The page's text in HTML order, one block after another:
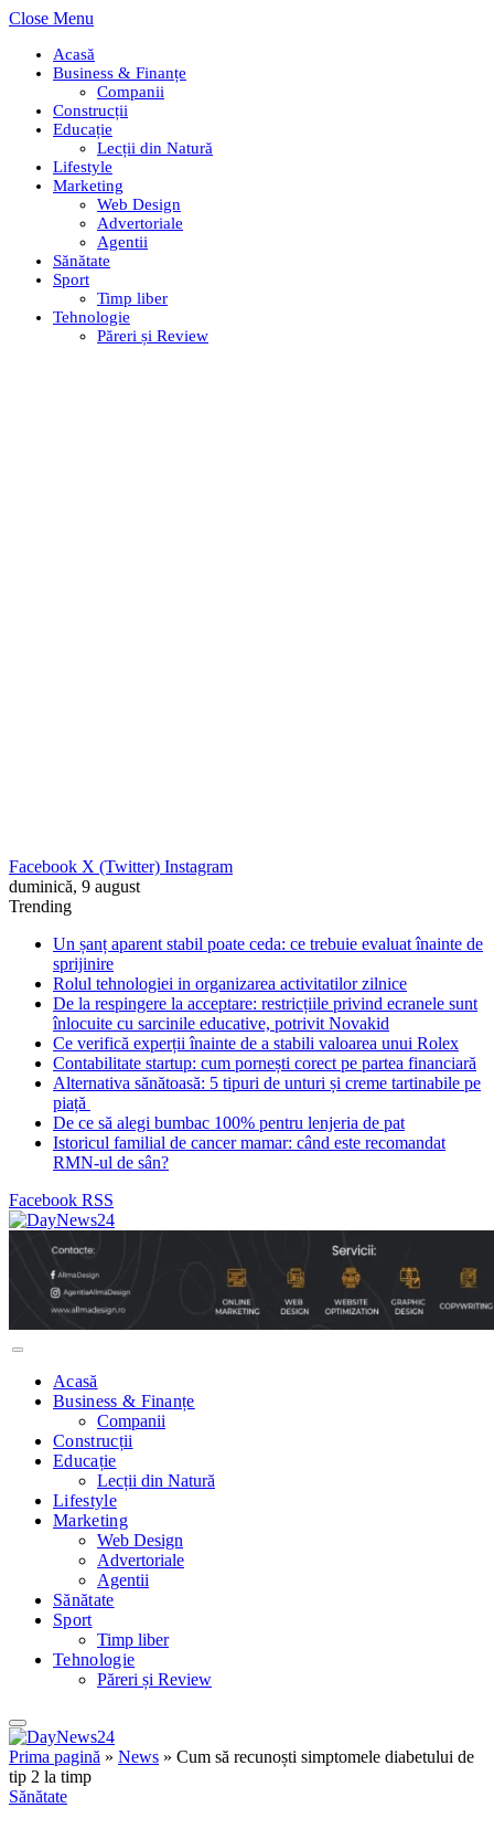
Close Menu
Acasă
Business & Finanțe
Companii
Construcții
Educație
Lecții din Natură
Lifestyle
Marketing
Web Design
Advertoriale
Agentii
Sănătate
Sport
Timp liber
Tehnologie
Păreri și Review
Facebook X (Twitter) Instagram
duminică, 9 august
Trending
Un șanț aparent stabil poate ceda: ce trebuie evaluat înainte de
sprijinire
Rolul tehnologiei in organizarea activitatilor zilnice
De la respingere la acceptare: restricțiile privind ecranele sunt
înlocuite cu sarcinile educative, potrivit Novakid
Ce verifică experții înainte de a stabili valoarea unui Rolex
Contabilitate startup: cum pornești corect pe partea financiară
Alternativa sănătoasă: 5 tipuri de unturi și creme tartinabile pe
piață
De ce să alegi bumbac 100% pentru lenjeria de pat
Istoricul familial de cancer mamar: când este recomandat
RMN-ul de sân?
Facebook RSS
Acasă
Business & Finanțe
Companii
Construcții
Educație
Lecții din Natură
Lifestyle
Marketing
Web Design
Advertoriale
Agentii
Sănătate
Sport
Timp liber
Tehnologie
Păreri și Review
Prima pagină » News » Cum să recunoști simptomele diabetului de
tip 2 la timp
Sănătate